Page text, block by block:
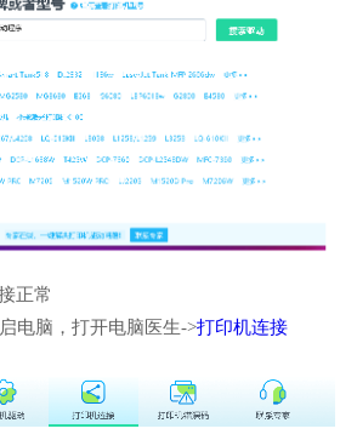
正常
电脑，打开电脑医生->打印机连接